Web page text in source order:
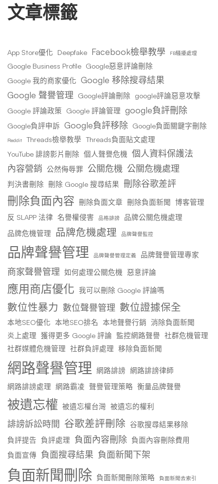
文章標籤
App Store優化 Deepfake Facebook檢舉教學 FB騷擾處理
Google Business Profile Google惡意評論刪除
Google 我的商家優化 Google 移除搜尋結果
Google 聲譽管理 Google評論刪除 google評論惡意攻擊
Google 評論政策 Google 評論管理 google負評刪除
Google負評申訴 Google負評移除 Google負面關鍵字刪除
Reddit Threads檢舉教學 Threads負面貼文處理
YouTube 誹謗影片刪除 個人聲譽危機 個人資料保護法
內容營銷 公然侮辱罪 公關危機 公關危機處理
判決書刪除 刪除 Google 搜尋結果 刪除谷歌差評
刪除負面內容 刪除負面文章 刪除負面新聞 博客管理
反 SLAPP 法律 名譽權侵害 品格誹謗
品牌公關危機處理
品牌危機管理 品牌危機處理 品牌聲譽監控
品牌聲譽管理 品牌聲譽管理定義 品牌聲譽管理專家
商家聲譽管理 如何處理公關危機 惡意評論
應用商店優化 我可以刪除 Google 評論嗎
數位性暴力 數位聲譽管理 數位證據保全
本地SEO優化 本地SEO排名 本地聲譽行銷 消除負面新聞
炎上處理 獲得更多 Google 評論 監控網路聲譽 社群危機管理
社群媒體危機管理 社群負評處理 移除負面新聞
網路聲譽管理 網路誹謗 網路誹謗律師
網路誹謗處理 網路霸凌 聲譽管理策略 衡量品牌聲譽
被遺忘權 被遺忘權台灣 被遺忘的權利
誹謗訴訟時間 谷歌差評刪除 谷歌搜尋結果移除
負評提告 負評處理 負面內容刪除 負面內容刪除費用
負面宣傳 負面搜尋結果 負面新聞下架
負面新聞刪除 負面新聞刪除策略 負面新聞去索引